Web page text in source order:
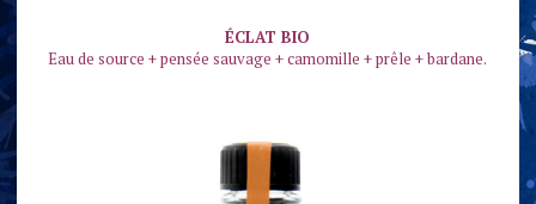
ÉCLAT BIO
Eau de source + pensée sauvage + camomille + prêle + bardane.